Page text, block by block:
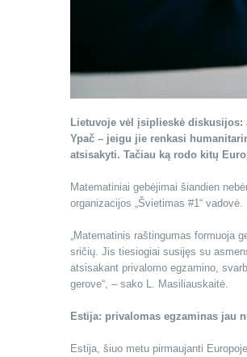
Lietuvoje vėl įsiplieskė
Ypač – jeigu jie renkasi
atsisakyti. Tačiau ką rodo kitų
Matematiniai gebėjimai šiandien
organizacijos „Švietimas #1“ vadovė.
„Matematinis raštingumas formuoja
sričių. Jis tiesiogiai susijęs su
atsisakant privalomo egzamino,
gerove“, – sako L. Masiliauskaitė.
Estija: privalomas egzaminas jau
Estija, šiuo metu pirmaujanti